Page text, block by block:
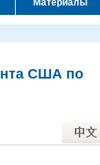
عربي
Материалы
США по